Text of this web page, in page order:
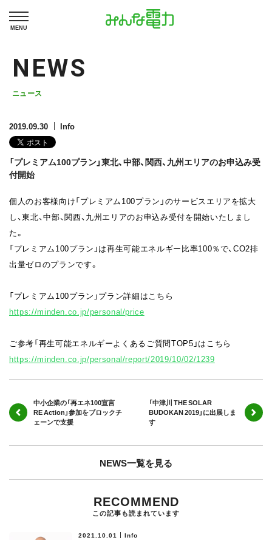
MENU
NEWS
ニュース
2019.09.30 Info
「プレミアム100プラン」東北、中部、関西、九州エリアのお申込み受
付開始
個人のお客様向け「プレミアム100プラン」のサービスエリアを拡大
し、東北、中部、関西、九州エリアのお申込み受付を開始いたしまし
た。
「プレミアム100プラン」は再生可能エネルギー比率100％で、CO2排
出量ゼロのプランです。
「プレミアム100プラン」プラン詳細はこちら
https://minden.co.jp/personal/price
ご参考「再生可能エネルギーよくあるご質問TOP5」はこちら
https://minden.co.jp/personal/report/2019/10/02/1239
中小企業の「再エネ100宣言
RE Action」参加をブロックチ
ェーンで支援
「中津川 THE SOLAR
BUDOKAN 2019」に出展しま
す
NEWS一覧を見る
RECOMMEND
この記事も読まれています
2021.10.01 Info